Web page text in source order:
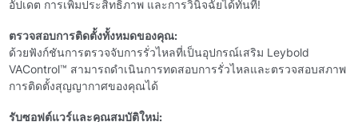
อัปเดต การเพิ่มประสิทธิภาพ และการวินิจฉัยได้ทันที!
ตรวจสอบการติดตั้งทั้งหมดของคุณ:
ด้วยฟังก์ชันการตรวจจับการรั่วไหลที่เป็นอุปกรณ์เสริม Leybold
VAControl™ สามารถดําเนินการทดสอบการรั่วไหลและตรวจสอบสภาพ
การติดตั้งสุญญากาศของคุณได้
รับซอฟต์แวร์และคุณสมบัติใหม่: